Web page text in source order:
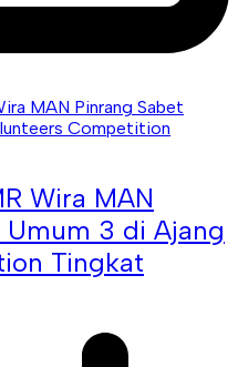
Wira MAN
Umum 3 di Ajang
Tingkat